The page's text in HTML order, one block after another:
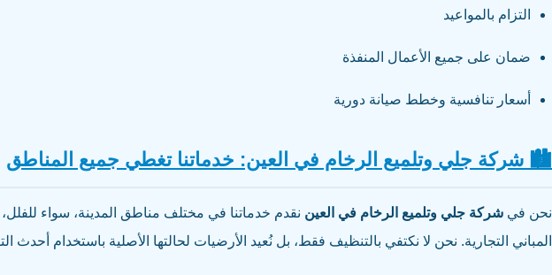
التزام بالمواعيد
ضمان على جميع الأعمال المنفذة
أسعار تنافسية وخطط صيانة دورية
🏙️ شركة جلي وتلميع الرخام في العين: خدماتنا تغطي جميع المناطق
نحن في شركة جلي وتلميع الرخام في العين نقدم خدماتنا في مختلف مناطق المدينة، سواء للفلل،
المباني التجارية. نحن لا نكتفي بالتنظيف فقط، بل نُعيد الأرضيات لحالتها الأصلية باستخدام أحدث